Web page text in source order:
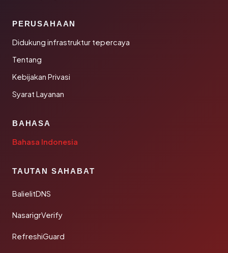
PERUSAHAAN
Didukung infrastruktur tepercaya
Tentang
Kebijakan Privasi
Syarat Layanan
BAHASA
Bahasa Indonesia
TAUTAN SAHABAT
BalielitDNS
NasarigrVerify
RefreshiGuard